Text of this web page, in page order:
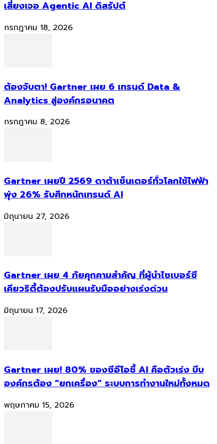
เสี่ยงเจอ Agentic AI ดิสรัปต์
กรกฎาคม 18, 2026
ต้องจับตา! Gartner เผย 6 เทรนด์ Data &
Analytics สู่องค์กรอนาคต
กรกฎาคม 8, 2026
Gartner เผยปี 2569 ดาต้าเซ็นเตอร์ทั่วโลกใช้ไฟฟ้า
พุ่ง 26% รับศึกหนักเทรนด์ AI
มิถุนายน 27, 2026
Gartner เผย 4 ภัยคุกคามสำคัญ ที่ผู้นำไซเบอร์ซี
เคียวริตี้ต้องปรับแผนรับมืออย่างเร่งด่วน
มิถุนายน 17, 2026
Gartner เผย! 80% ของซีอีโอชี้ AI คือตัวเร่ง บีบ
องค์กรต้อง “ยกเครื่อง” ระบบการทำงานใหม่ทั้งหมด
พฤษภาคม 15, 2026